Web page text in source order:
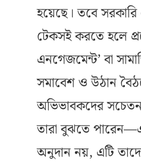
হয়েছে। তবে
টেকসই করতে হলে
এনগেজমেন্ট’ বা
সমাবেশ ও উঠান
অভিভাবকদের
তারা বুঝতে
অনুদান নয়, এটি